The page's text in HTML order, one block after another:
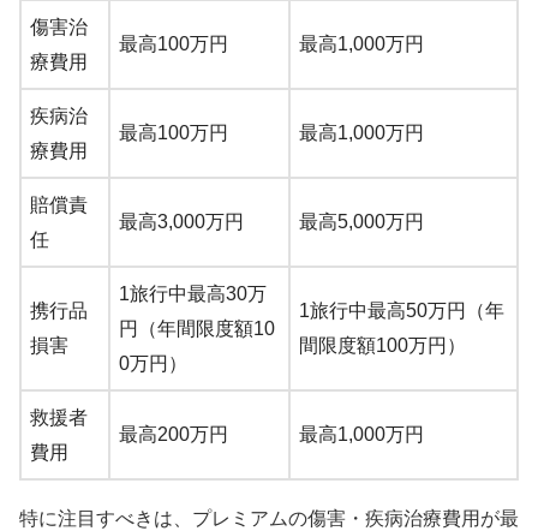
傷害治
療費用
最高100万円 最高1,000万円
疾病治
療費用
最高100万円 最高1,000万円
賠償責
任
最高3,000万円 最高5,000万円
携行品
損害
1旅行中最高30万
円（年間限度額10
0万円）
1旅行中最高50万円（年
間限度額100万円）
救援者
費用
最高200万円 最高1,000万円
特に注目すべきは、プレミアムの傷害・疾病治療費用が最